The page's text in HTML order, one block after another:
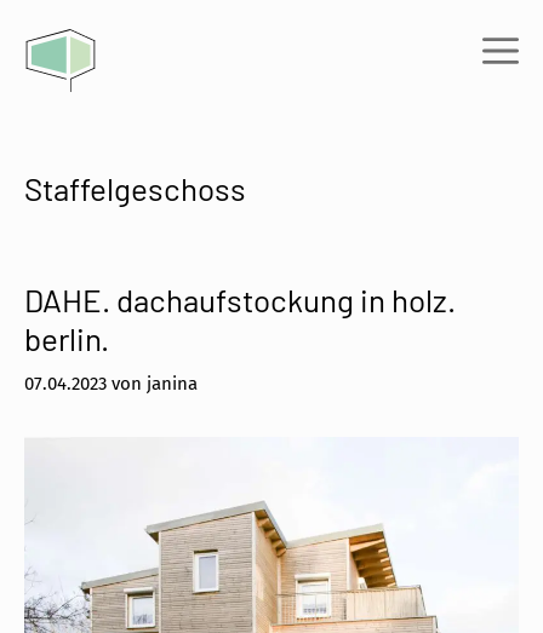
Inhalt
springen
Staffelgeschoss
DAHE. dachaufstockung in holz.
berlin.
07.04.2023 von janina